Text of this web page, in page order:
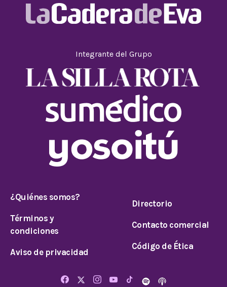
Integrante del Grupo
¿Quiénes somos?
Términos y
condiciones
Aviso de privacidad
Directorio
Contacto comercial
Código de Ética